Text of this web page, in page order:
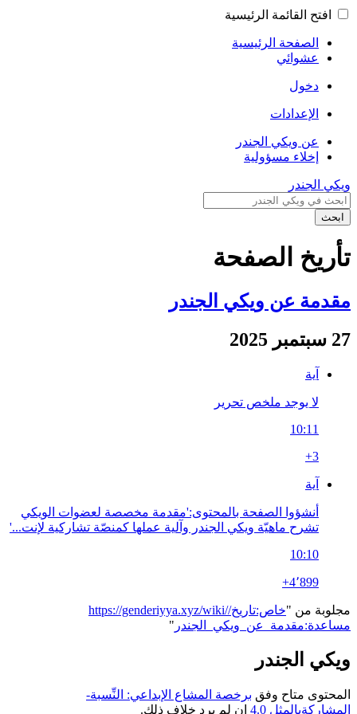
افتح القائمة الرئيسية
الصفحة الرئيسية
عشوائي
دخول
الإعدادات
عن ويكي الجندر
إخلاء مسؤولية
ويكي الجندر
ابحث
تأريخ الصفحة
مقدمة عن ويكي الجندر
27 سبتمبر 2025
آية
لا يوجد ملخص تحرير
10:11
+3
آية
أنشؤوا الصفحة بالمحتوى:'مقدمة مخصصة لعضوات الويكي
تشرح ماهيّة ويكي الجندر وآلية عملها كمنصّة تشاركية لإنت...'
10:10
+4٬899
مجلوبة من "
https://genderiyya.xyz/wiki/خاص:تاريخ/
مساعدة:مقدمة_عن_ويكي_الجندر "
ويكي الجندر
المحتوى متاح وفق برخصة المشاع الإبداعي: النِّسبة-
المشاركةبالمثل 4.0
إن لم يرد خلاف ذلك.